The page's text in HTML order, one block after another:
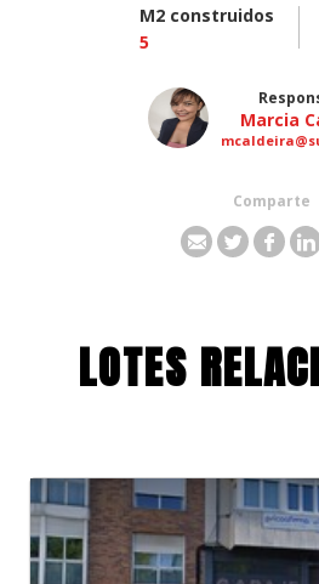
M2 construidos
5
Marcia
Comparte
LOTES